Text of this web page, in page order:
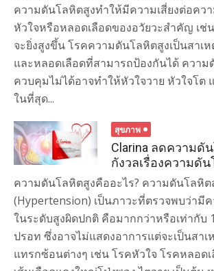
ความดันโลหิตสูงทำให้มีความเสี่ยงต่อคว
หัวใจหรือหลอดเลือดของอวัยวะสำคัญ เช่
จะยิ่งสูงขึ้น โรคความดันโลหิตสูงเป็นสาเ
และหลอดเลือดที่สามารถป้องกันได้ ควา
ควบคุมไม่ได้อาจทำให้หัวใจวาย หัวใจโต
ในที่สุด...
สุขภาพ
Clarina ลดความดั
กังวลเรื่องความดั
ความดันโลหิตสูงคืออะไร? ความดันโลหิต
(Hypertension) เป็นภาวะที่ตรวจพบว่ามี
ในระดับสูงผิดปกติ คือมากกว่าหรือเท่ากับ
ปรอท ซึ่งอาจไม่แสดงอาการแต่จะเป็นสาเ
แทรกซ้อนต่างๆ เช่น โรคหัวใจ โรคหลอด